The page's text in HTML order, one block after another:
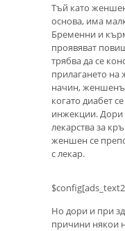
Тъй като
основа, има
Бременни и
проявяват
трябва да се
прилагането
начин,
когато диабет
инжекции. Дори
лекарства за
женшен се
с лекар.
Но дори и при
причини някои